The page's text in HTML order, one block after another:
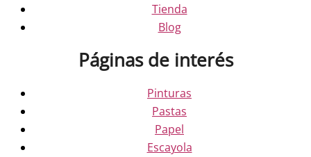
Tienda
Blog
Páginas de interés
Pinturas
Pastas
Papel
Escayola